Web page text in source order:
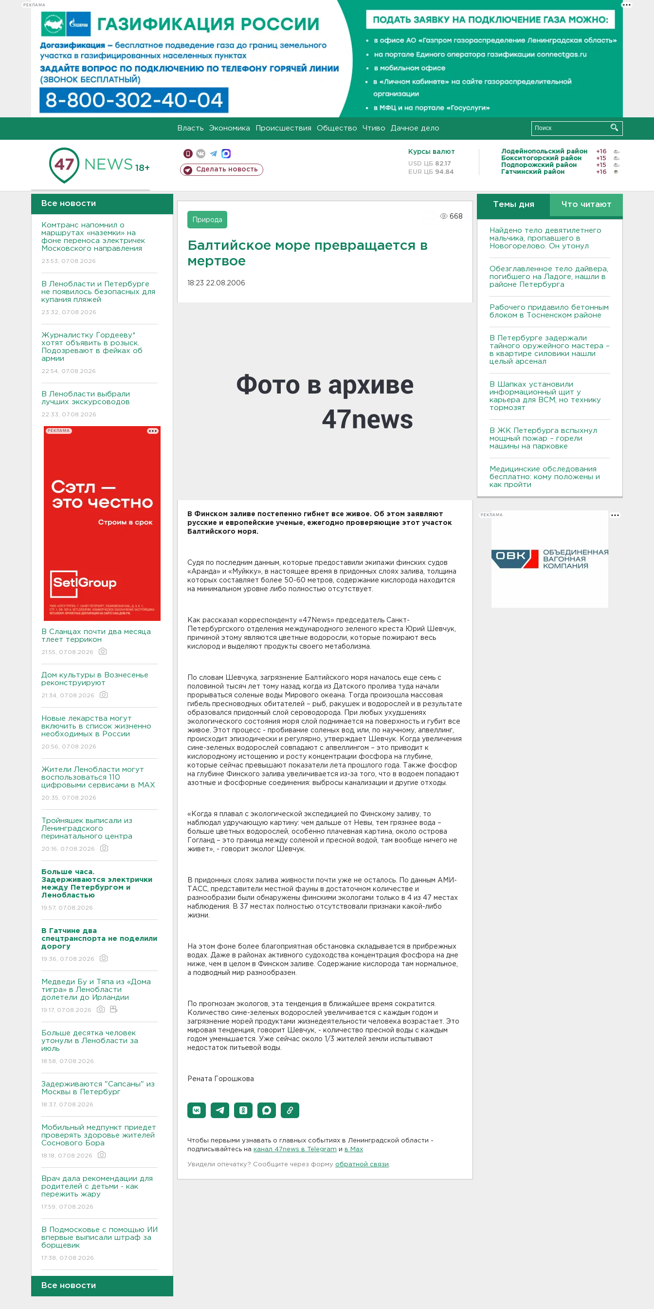
РЕКЛАМА
Власть Экономика Происшествия Общество Чтиво Дачное дело
18+ Сделать новость
Курсы валют
USD ЦБ 82.17
EUR ЦБ 94.84
Лодейнопольский район
+16
Бокситогорский район
+15
Подпорожский район
+15
Гатчинский район
+16
Все новости
Комтранс напомнил о
маршрутах «наземки» на
фоне переноса электричек
Московского направления
23:53, 07.08.2026
В Ленобласти и Петербурге
не появилось безопасных для
купания пляжей
23:32, 07.08.2026
Журналистку Гордееву*
хотят объявить в розыск.
Подозревают в фейках об
армии
22:54, 07.08.2026
В Ленобласти выбрали
лучших экскурсоводов
22:33, 07.08.2026
РЕКЛАМА
В Сланцах почти два месяца
тлеет террикон
21:55, 07.08.2026
Дом культуры в Вознесенье
реконструируют
21:34, 07.08.2026
Новые лекарства могут
включить в список жизненно
необходимых в России
20:56, 07.08.2026
Жители Ленобласти могут
воспользоваться 110
цифровыми сервисами в МАХ
20:35, 07.08.2026
Тройняшек выписали из
Ленинградского
перинатального центра
20:16, 07.08.2026
Больше часа.
Задерживаются электрички
между Петербургом и
Ленобластью
19:57, 07.08.2026
В Гатчине два
спецтранспорта не поделили
дорогу
19:36, 07.08.2026
Медведи Бу и Тяпа из «Дома
тигра» в Ленобласти
долетели до Ирландии
19:17, 07.08.2026
Больше десятка человек
утонули в Ленобласти за
июль
18:58, 07.08.2026
Задерживаются "Сапсаны" из
Москвы в Петербург
18:37, 07.08.2026
Мобильный медпункт приедет
проверять здоровье жителей
Соснового Бора
18:18, 07.08.2026
Врач дала рекомендации для
родителей с детьми - как
пережить жару
17:59, 07.08.2026
В Подмосковье с помощью ИИ
впервые выписали штраф за
борщевик
17:38, 07.08.2026
перекрёсток, разбитый
самосвалами со стройки
Все новости
Природа
668
Балтийское море превращается в
мертвое
18:23 22.08.2006
В Финском заливе постепенно гибнет все живое. Об этом заявляют
русские и европейские ученые, ежегодно проверяющие этот участок
Балтийского моря.
Судя по последним данным, которые предоставили экипажи финских судов
«Аранда» и «Муйкку», в настоящее время в придонных слоях залива, толщина
которых составляет более 50-60 метров, содержание кислорода находится
на минимальном уровне либо полностью отсутствует.
Как рассказал корреспонденту «47News» председатель Санкт-
Петербургского отделения международного зеленого креста Юрий Шевчук,
причиной этому являются цветные водоросли, которые пожирают весь
кислород и выделяют продукты своего метаболизма.
По словам Шевчука, загрязнение Балтийского моря началось еще семь с
половиной тысяч лет тому назад, когда из Датского пролива туда начали
прорываться соленые воды Мирового океана. Тогда произошла массовая
гибель пресноводных обитателей – рыб, ракушек и водорослей и в результате
образовался придонный слой сероводорода. При любых ухудшениях
экологического состояния моря слой поднимается на поверхность и губит все
живое. Этот процесс - пробивание соленых вод, или, по научному, апвеллинг,
происходит эпизодически и регулярно, утверждает Шевчук. Когда увеличения
сине-зеленых водорослей совпадают с апвеллингом – это приводит к
кислородному истощению и росту концентрации фосфора на глубине,
которые сейчас превышают показатели лета прошлого года. Также фосфор
на глубине Финского залива увеличивается из-за того, что в водоем попадают
азотные и фосфорные соединения: выбросы канализации и другие отходы.
«Когда я плавал с экологической экспедицией по Финскому заливу, то
наблюдал удручающую картину: чем дальше от Невы, тем грязнее вода –
больше цветных водорослей, особенно плачевная картина, около острова
Гогланд – это граница между соленой и пресной водой, там вообще ничего не
живет», - говорит эколог Шевчук.
В придонных слоях залива живности почти уже не осталось. По данным АМИ-
ТАСС, представители местной фауны в достаточном количестве и
разнообразии были обнаружены финскими экологами только в 4 из 47 местах
наблюдения. В 37 местах полностью отсутствовали признаки какой-либо
жизни.
На этом фоне более благоприятная обстановка складывается в прибрежных
водах. Даже в районах активного судоходства концентрация фосфора на дне
ниже, чем в целом в Финском заливе. Содержание кислорода там нормальное,
а подводный мир разнообразен.
По прогнозам экологов, эта тенденция в ближайшее время сократится.
Количество сине-зеленых водорослей увеличивается с каждым годом и
загрязнение морей продуктами жизнедеятельности человека возрастает. Это
мировая тенденция, говорит Шевчук, - количество пресной воды с каждым
годом уменьшается. Уже сейчас около 1/3 жителей земли испытывают
недостаток питьевой воды.
Рената Горошкова
Чтобы первыми узнавать о главных событиях в Ленинградской области -
подписывайтесь на канал 47news в Telegram и в Maх
Увидели опечатку? Сообщите через форму обратной связи
Темы дня Что читают
Найдено тело девятилетнего
мальчика, пропавшего в
Новогорелово. Он утонул
Обезглавленное тело дайвера,
погибшего на Ладоге, нашли в
районе Петербурга
Рабочего придавило бетонным
блоком в Тосненском районе
В Петербурге задержали
тайного оружейного мастера –
в квартире силовики нашли
целый арсенал
В Шапках установили
информационный щит у
карьера для ВСМ, но технику
тормозят
В ЖК Петербурга вспыхнул
мощный пожар – горели
машины на парковке
Медицинские обследования
бесплатно: кому положены и
как пройти
РЕКЛАМА